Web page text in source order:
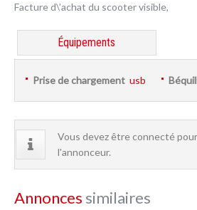
Facture d\’achat du scooter visible,
Équipements
Prise de chargement usb
Vous devez être connecté
l'annonceur.
Annonces similaires